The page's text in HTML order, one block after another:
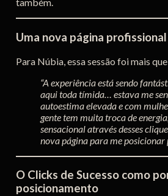
Uma nova página profissional
Para Núbia, essa sessão foi mais
“A experiência está sendo
aqui toda tímida… estava me
autoestima elevada e com
gente tem muita troca de
sensacional através desses
nova página para me posicionar
O Clicks de Sucesso como
posicionamento